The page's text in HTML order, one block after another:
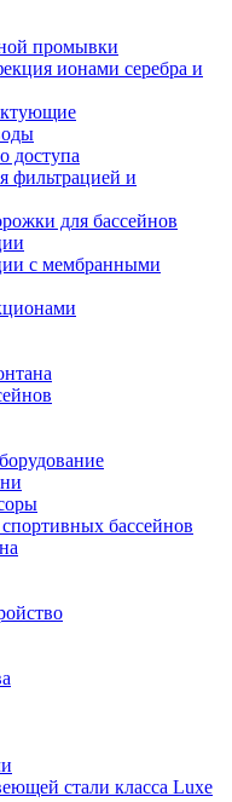
промывки
ионами серебра и
доступа
фильтрацией и
для бассейнов
с мембранными
бассейнов
стали класса Luxe